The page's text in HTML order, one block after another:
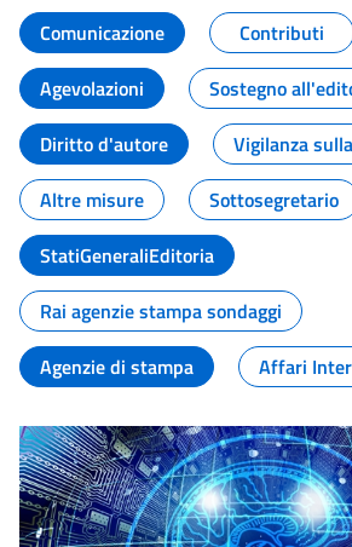
Tutti i contenuti
Comunicazione
Contributi
Agevolazioni
Sostegno
Diritto d'autore
Vigilanza
Altre misure
Sottosegretario
StatiGeneraliEditoria
Rai agenzie stampa sondaggi
Agenzie di stampa
Affari